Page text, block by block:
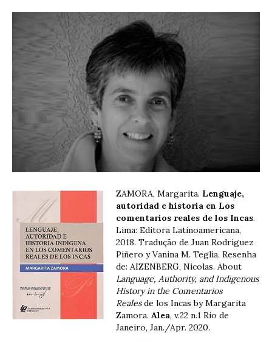
ZAMORA, Margarita. Lenguaje,
autoridad e historia en Los
comentarios reales de los Incas.
Lima: Editora Latinoamericana,
2018. Tradução de Juan Rodríguez
Piñero y Vanina M. Teglia. Resenha
de: AIZENBERG, Nicolas. About
Language, Authority, and Indigenous
History in the Comentarios
Realesde los Incas by Margarita
Zamora. Alea, v.22 n.1 Rio de
Janeiro, Jan./Apr. 2020.